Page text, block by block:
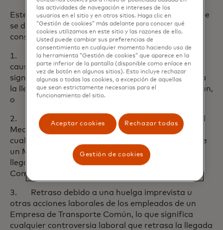
Este seguro cubre las pérdidas hasta USD† 200 que
se deriven por el retraso de un viaje como
consecuencia de lo siguiente:
1. Retraso de un Medio de Transporte Común
causado por las inclemencias del tiempo, lo que
significa cualquier tipo de clima severo que retrasa
la llegada o salida prevista de un Transporte Común,
o
2. Retraso causado por fallas en los equipos del
Medio de Transporte Común, lo que significa
cualquier avería súbita e imprevista en el equipo de
un Medio de Transporte Común que retrasa la
llegada o salida prevista del Medio de Transporte
Común, o
3. Retraso debido a una huelga imprevista u
otras acciones laborales de los empleados de un
Empresa de Transporte Común, lo que significa
cualquier controversia laboral que retrasa la llegada
las actividades de navegación e intereses de los
usuarios en el sitio y en otros sitios. Haga clic en
“Gestión de cookies” más adelante para conocer qué
cookies utilizamos en este sitio y las razones de ello.
Usted puede cambiar sus preferencias de
consentimiento en cualquier momento haciendo uso de
la herramienta “Gestión de cookies” que aparece en la
parte inferior de la pantalla (disponible como enlace en
vez de botón en algunos sitios). Esto incluye rechazar
algunas o todas las cookies, a excepción de aquellas
que sean estrictamente necesarias para el
funcionamiento del sitio.
Aceptar cookies Rechazar todas
Gestión de cookies